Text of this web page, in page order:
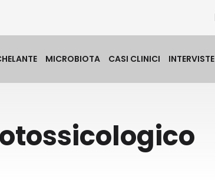
MICROBIOTA CASI CLINICI INTERVISTE